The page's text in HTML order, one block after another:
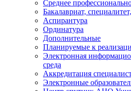
Среднее
Бакалавриат,
Аспирантура
Ординатура
Дополнительные
Планируемые к
Электронная
среда
Аккредитация
Электронные